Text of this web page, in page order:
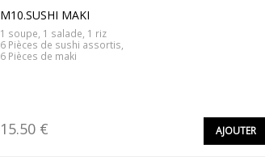
M10.SUSHI MAKI
1 soupe, 1 salade, 1 riz
6 Pièces de sushi assortis,
6 Pièces de maki
15.50 € AJOUTER